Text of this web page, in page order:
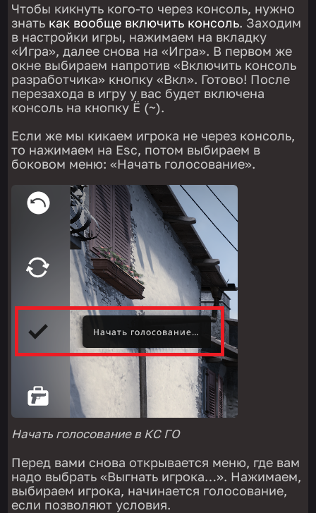
Чтобы кикнуть кого-то через консоль, нужно
знать как вообще включить консоль. Заходим
в настройки игры, нажимаем на вкладку
«Игра», далее снова на «Игра». В первом же
окне выбираем напротив «Включить консоль
разработчика» кнопку «Вкл». Готово! После
перезахода в игру у вас будет включена
консоль на кнопку Ё (~).
Если же мы кикаем игрока не через консоль,
то нажимаем на Esc, потом выбираем в
боковом меню: «Начать голосование».
Начать голосование в КС ГО
Перед вами снова открывается меню, где вам
надо выбрать «Выгнать игрока…». Нажимаем,
выбираем игрока, начинается голосование,
если позволяют условия.